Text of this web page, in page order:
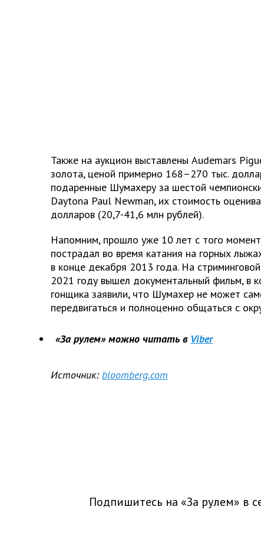
Также на аукцион выставлены Audemars
золота, ценой примерно 168–270 тыс.
подаренные Шумахеру за шестой
Daytona Paul Newman, их стоимость
долларов (20,7-41,6 млн рублей).
Напомним, прошло уже 10 лет с того
пострадал во время катания на горных
в конце декабря 2013 года. На
2021 году вышел документальный фильм, в
гонщика заявили, что Шумахер не может
передвигаться и полноценно общаться с
«За рулем» можно читать в Viber
Источник: bloomberg.com
Подпишитесь на «За рулем» в